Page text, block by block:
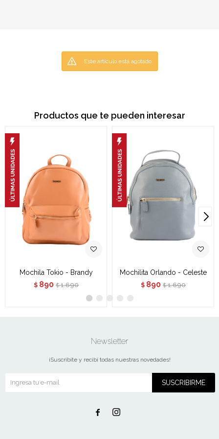
Este artículo está agotado.
Productos que te pueden interesar
Mochila Tokio - Brandy
$ 890 $ 1.690
Mochilita Orlando - Celeste
$ 890 $ 1.690
Newsletter
¡Suscribite y recibí todas nuestras novedades!
SUSCRIBIRME
 